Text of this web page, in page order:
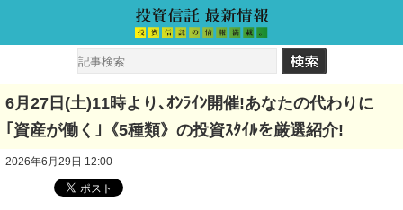
6月27日(土)11時より､ｵﾝﾗｲﾝ開催!あなたの代わりに
｢資産が働く｣《5種類》の投資ｽﾀｲﾙを厳選紹介!
2026年6月29日 12:00